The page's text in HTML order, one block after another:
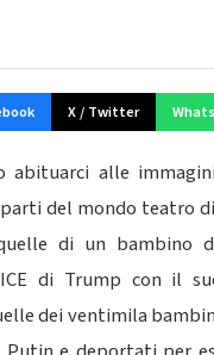
X / Twitter
abituarci alle
del mondo teatro
di un bambino
di Trump con il
dei ventimila